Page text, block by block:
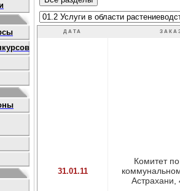
ДАТА
31.01.11
Комитет
Астрахани,